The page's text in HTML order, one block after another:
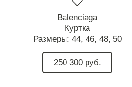
Balenciaga
Куртка
Размеры: 44, 46, 48, 50
250 300 руб.